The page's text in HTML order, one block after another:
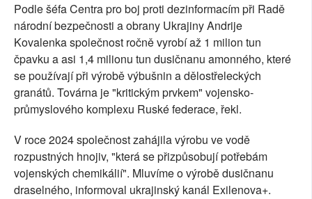
Podle šéfa Centra pro boj proti dezinformacím při Radě
národní bezpečnosti a obrany Ukrajiny Andrije
Kovalenka společnost ročně vyrobí až 1 milion tun
čpavku a asi 1,4 milionu tun dusičnanu amonného, které
se používají při výrobě výbušnin a dělostřeleckých
granátů. Továrna je "kritickým prvkem" vojensko-
průmyslového komplexu Ruské federace, řekl.
V roce 2024 společnost zahájila výrobu ve vodě
rozpustných hnojiv, "která se přizpůsobují potřebám
vojenských chemikálií". Mluvíme o výrobě dusičnanu
draselného, informoval ukrajinský kanál Exilenova+.